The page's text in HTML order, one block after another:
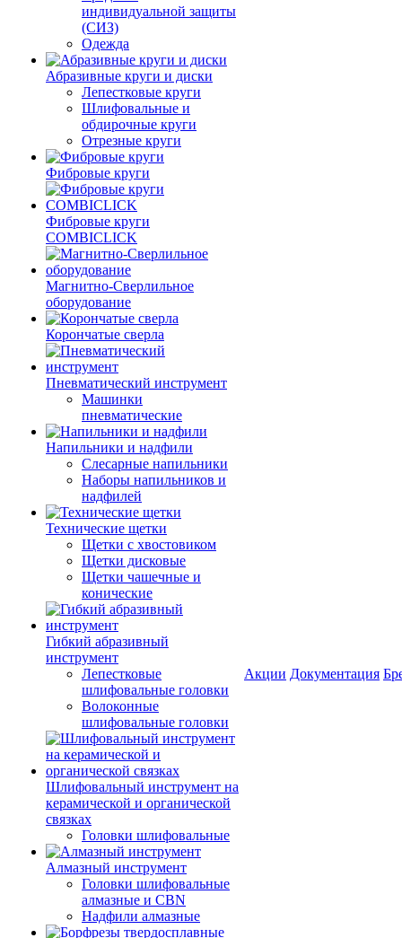
индивидуальной защиты
(СИЗ)
Одежда
Абразивные круги и диски
Лепестковые круги
Шлифовальные и
обдирочные круги
Отрезные круги
Фибровые круги
Фибровые круги
COMBICLICK
Магнитно-Сверлильное
оборудование
Корончатые сверла
Пневматический инструмент
Машинки
пневматические
Напильники и надфили
Слесарные напильники
Наборы напильников и
надфилей
Технические щетки
Щетки с хвостовиком
Щетки дисковые
Щетки чашечные и
конические
Гибкий абразивный
инструмент
Лепестковые
шлифовальные головки
Волоконные
шлифовальные головки
Шлифовальный инструмент на
керамической и органической
связках
Головки шлифовальные
Алмазный инструмент
Головки шлифовальные
алмазные и CBN
Надфили алмазные
Акции Документация